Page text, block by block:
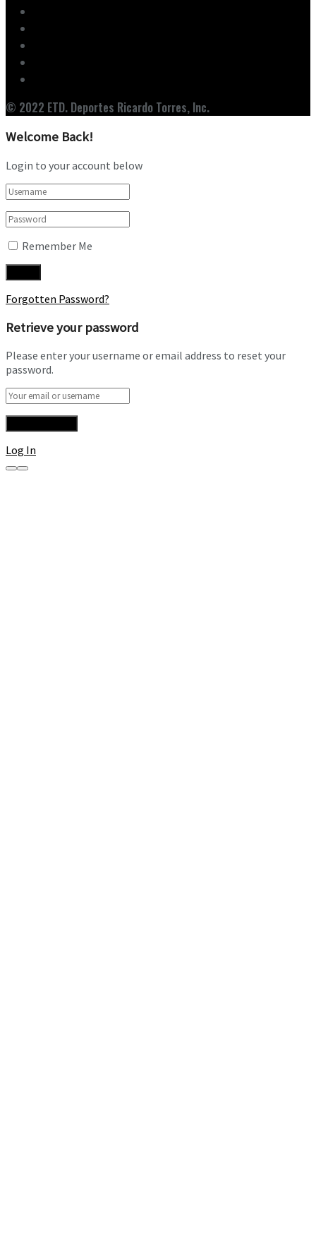
© 2022 ETD. Deportes Ricardo Torres, Inc.
Welcome Back!
Login to your account below
Remember Me
Forgotten Password?
Retrieve your password
Please enter your username or email address to reset your
password.
Log In